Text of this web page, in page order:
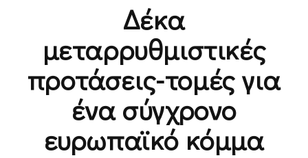
Δέκα
μεταρρυθμιστικές
προτάσεις-τομές για
ένα σύγχρονο
ευρωπαϊκό κόμμα